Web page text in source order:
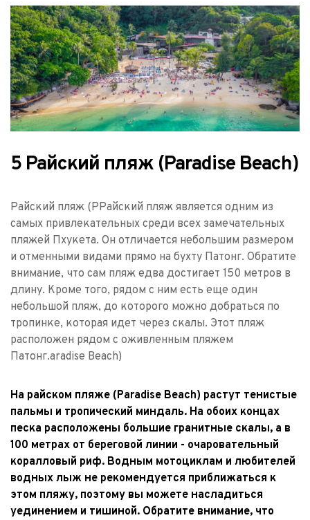
5 Райский пляж (Paradise Beach)
Райский пляж (PРайский пляж является одним из
самых привлекательных среди всех замечательных
пляжей Пхукета. Он отличается небольшим размером
и отменными видами прямо на бухту Патонг. Обратите
внимание, что сам пляж едва достигает 150 метров в
длину. Кроме того, рядом с ним есть еще один
небольшой пляж, до которого можно добраться по
тропинке, которая идет через скалы. Этот пляж
расположен рядом с оживленным пляжем
Патонг.aradise Beach)
На райском пляже (Paradise Beach) растут тенистые
пальмы и тропический миндаль. На обоих концах
песка расположены большие гранитные скалы, а в
100 метрах от береговой линии - очаровательный
коралловый риф. Водным мотоциклам и любителей
водных лыж не рекомендуется приближаться к
этом пляжу, поэтому вы можете насладиться
уединением и тишиной. Обратите внимание, что